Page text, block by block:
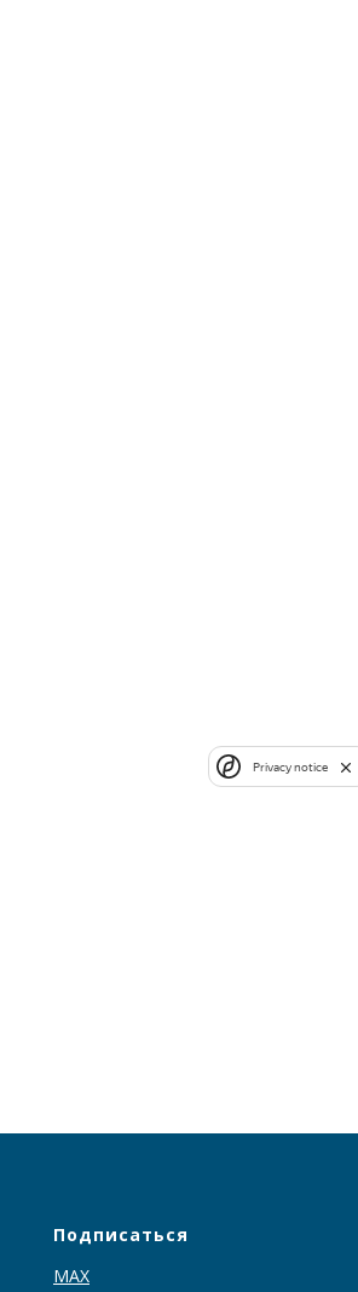
Подписаться
MAX
Privacy notice